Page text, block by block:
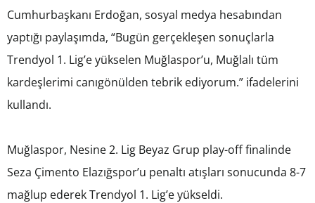
Cumhurbaşkanı Erdoğan, sosyal medya hesabından
yaptığı paylaşımda, “Bugün gerçekleşen sonuçlarla
Trendyol 1. Lig’e yükselen Muğlaspor’u, Muğlalı tüm
kardeşlerimi canıgönülden tebrik ediyorum.” ifadelerini
kullandı.
Muğlaspor, Nesine 2. Lig Beyaz Grup play-off finalinde
Seza Çimento Elazığspor’u penaltı atışları sonucunda 8-7
mağlup ederek Trendyol 1. Lig’e yükseldi.